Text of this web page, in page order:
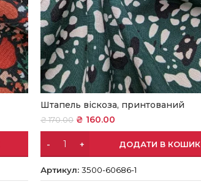
Штапель віскоза, принтований
₴170.00 ₴ 160.00
ДОДАТИ В КОШИК
Артикул:3500-60686-1